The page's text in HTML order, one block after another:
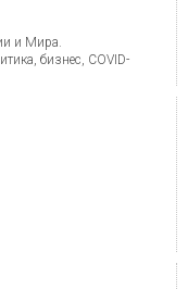
и Мира.
бизнес, COVID-